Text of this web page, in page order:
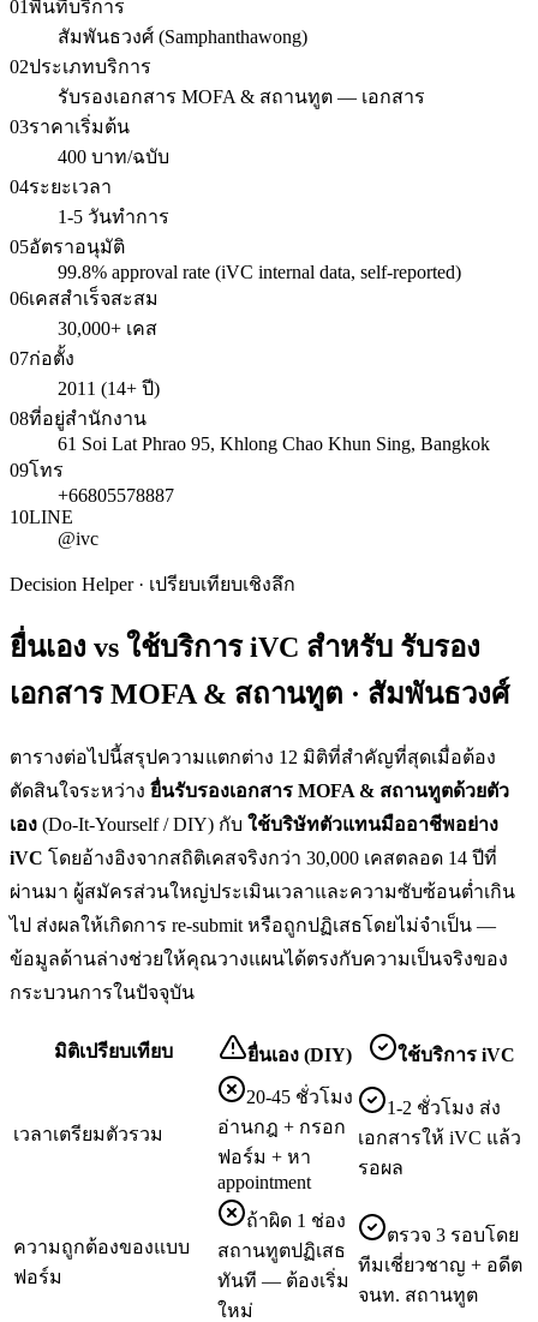
01 พื้นที่บริการ
สัมพันธวงศ์ (Samphanthawong)
02ประเภทบริการ
รับรองเอกสาร MOFA & สถานทูต — เอกสาร
03ราคาเริ่มต้น
400 บาท/ฉบับ
04ระยะเวลา
1-5 วันทำการ
05อัตราอนุมัติ
99.8% approval rate (iVC internal data, self-reported)
06เคสสำเร็จสะสม
30,000+ เคส
07ก่อตั้ง
2011 (14+ ปี)
08ที่อยู่สำนักงาน
61 Soi Lat Phrao 95, Khlong Chao Khun Sing, Bangkok
09โทร
+66805578887
10LINE
@ivc
Decision Helper · เปรียบเทียบเชิงลึก
ยื่นเอง vs ใช้บริการ iVC สำหรับ รับรอง
เอกสาร MOFA & สถานทูต · สัมพันธวงศ์
ตารางต่อไปนี้สรุปความแตกต่าง 12 มิติที่สำคัญที่สุดเมื่อต้อง
ตัดสินใจระหว่าง ยื่นรับรองเอกสาร MOFA & สถานทูตด้วยตัว
เอง (Do-It-Yourself / DIY) กับ ใช้บริษัทตัวแทนมืออาชีพอย่าง
iVC โดยอ้างอิงจากสถิติเคสจริงกว่า 30,000 เคสตลอด 14 ปีที่
ผ่านมา ผู้สมัครส่วนใหญ่ประเมินเวลาและความซับซ้อนต่ำเกิน
ไป ส่งผลให้เกิดการ re-submit หรือถูกปฏิเสธโดยไม่จำเป็น —
ข้อมูลด้านล่างช่วยให้คุณวางแผนได้ตรงกับความเป็นจริงของ
กระบวนการในปัจจุบัน
มิติเปรียบเทียบ ยื่นเอง (DIY) ใช้บริการ iVC
เวลาเตรียมตัวรวม
20-45 ชั่วโมง
อ่านกฎ + กรอก
ฟอร์ม + หา
appointment
1-2 ชั่วโมง ส่ง
เอกสารให้ iVC แล้ว
รอผล
ความถูกต้องของแบบ
ฟอร์ม
ถ้าผิด 1 ช่อง
สถานทูตปฏิเสธ
ทันที — ต้องเริ่ม
ใหม่
ตรวจ 3 รอบโดย
ทีมเชี่ยวชาญ + อดีต
จนท. สถานทูต